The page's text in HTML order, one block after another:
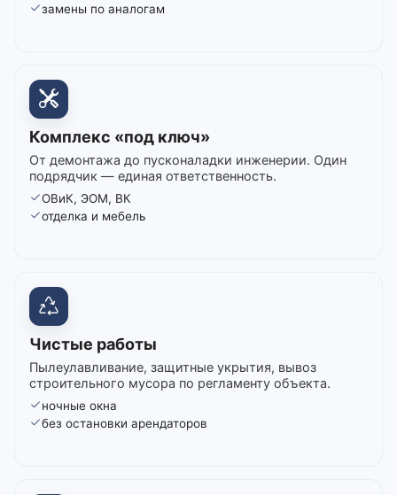
замены по аналогам
Комплекс «под ключ»
От демонтажа до пусконаладки инженерии. Один
подрядчик — единая ответственность.
ОВиК, ЭОМ, ВК
отделка и мебель
Чистые работы
Пылеулавливание, защитные укрытия, вывоз
строительного мусора по регламенту объекта.
ночные окна
без остановки арендаторов